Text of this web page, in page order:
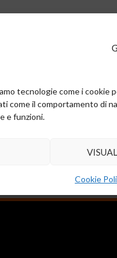
tecnologie come i
come il comportamento di
e funzioni.
Cookie